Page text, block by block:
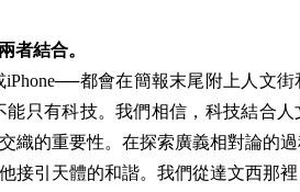
者結合。
都會在簡報末尾附上人文
只有科技。我們相信，科技結合
織的重要性。在探索廣義相對論的
接引天體的和諧。我們從達文西那